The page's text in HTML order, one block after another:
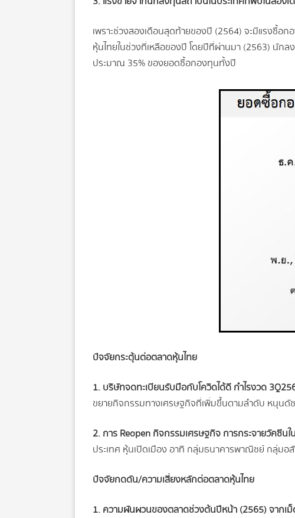
เพราะช่วงสองเดือนสุดท้ายของปี (2564) จะมีแรงซื้อ
หุ้นไทยในช่วงที่เหลือของปี โดยปีที่ผ่านมา (2563) นั
ประมาณ 35% ของยอดซื้อกองทุนทั้งปี
ปัจจัยกระตุ้นต่อตลาดหุ้นไทย
1. บริษัทจดทะเบียนรับมือกับโควิดได้ดี กำไรงวด
ขยายกิจกรรมทางเศรษฐกิจที่เพิ่มขึ้นตามลำดับ หนุน
2. การ Reopen กิจกรรมเศรษฐกิจ การกระจายวัคซี
ประเทศ หุ้นเปิดเมือง อาทิ กลุ่มธนาคารพาณิชย์ กลุ่มอ
ปัจจัยกดดัน/ความเสี่ยงหลักต่อตลาดหุ้นไทย
1. ความผันผวนของตลาดช่วงต้นปีหน้า (2565) จากเ